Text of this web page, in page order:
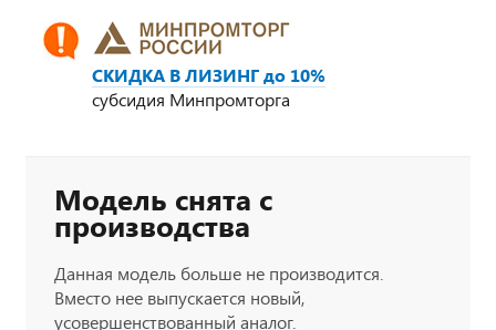
СКИДКА В ЛИЗИНГ до 10%
субсидия Минпромторга
Модель снята с
производства
Данная модель больше не производится.
Вместо нее выпускается новый,
усовершенствованный аналог.